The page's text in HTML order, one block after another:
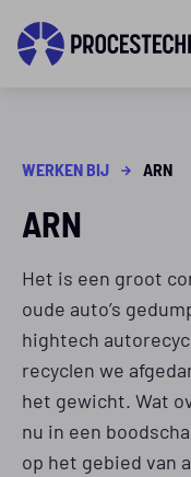
WERKEN BIJ ARN
ARN
Het is een groot
oude auto’s
hightech
recyclen we
het gewicht. Wat
nu in een
op het gebied van